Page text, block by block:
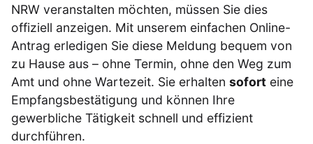
NRW veranstalten möchten, müssen Sie dies
offiziell anzeigen. Mit unserem einfachen Online-
Antrag erledigen Sie diese Meldung bequem von
zu Hause aus – ohne Termin, ohne den Weg zum
Amt und ohne Wartezeit. Sie erhalten sofort eine
Empfangsbestätigung und können Ihre
gewerbliche Tätigkeit schnell und effizient
durchführen.